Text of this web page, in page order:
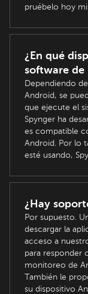
pruébelo hoy
¿En qué
software de
Dependiendo
Android, se
que ejecute el
Spynger ha
es compatible
Android. Por lo
esté usando,
¿Hay
Por supuesto.
descargar la
acceso a
para responder
monitoreo de
También le
su dispositivo